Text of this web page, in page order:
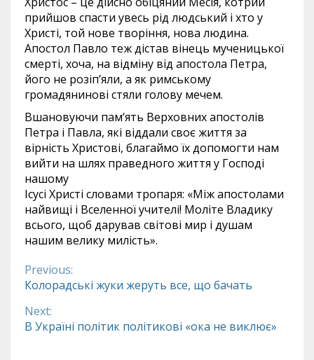
прийшов спасти увесь рід людський і хто у
Христі, той нове творіння, нова людина.
Апостол Павло теж дістав вінець мученицької
смерті, хоча, на відміну від апостола Петра,
його не розіп’яли, а як римському
громадянинові стяли голову мечем.
Вшановуючи пам’ять Верховних апостолів
Петра і Павла, які віддали своє життя за
вірність Христові, благаймо їх допомогти нам
вийти на шлях праведного життя у Господі
нашому
Ісусі Христі словами тропаря: «Між апостолами
найвищі і Вселенної учителі! Моліте Владику
всього, щоб дарував світові мир і душам
нашим велику милість».
Continue
Reading
Previous:
Колорадські жуки жеруть все, що бачать
Next:
В Україні політик політикові «ока не виклює»